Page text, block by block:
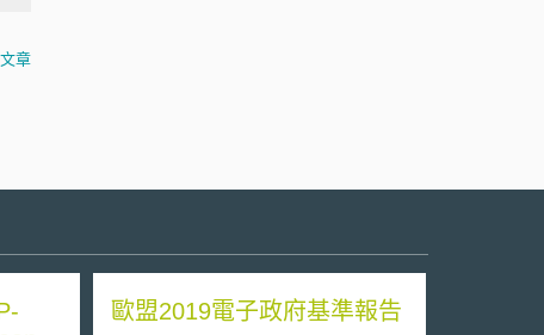
章
歐盟2019電子政府基準報告